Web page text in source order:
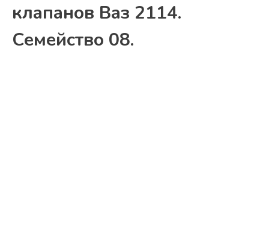
клапанов Ваз 2114.
Семейство 08.